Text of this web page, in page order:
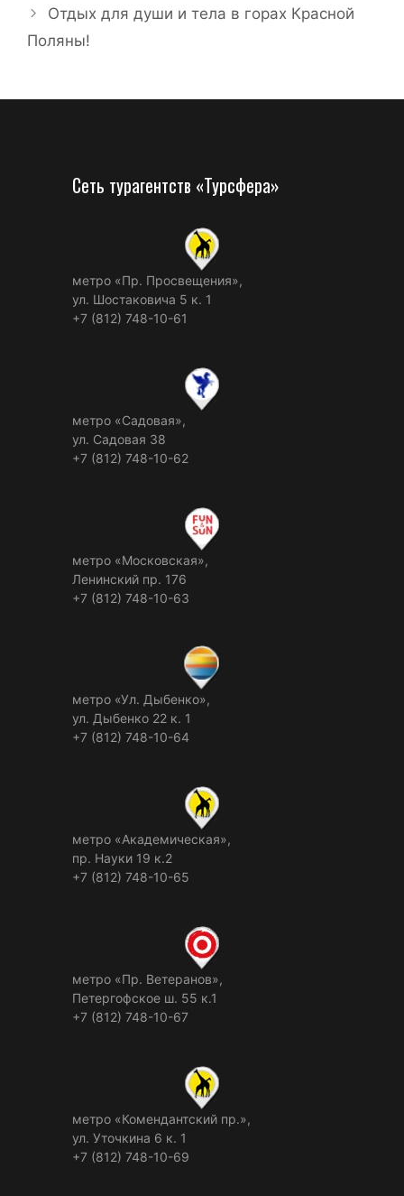
Отдых для души и тела в горах Красной
Поляны!
Сеть турагентств «Турсфера»
метро «Пр. Просвещения»,
ул. Шостаковича 5 к. 1
+7 (812) 748-10-61
метро «Садовая»,
ул. Садовая 38
+7 (812) 748-10-62
метро «Московская»,
Ленинский пр. 176
+7 (812) 748-10-63
метро «Ул. Дыбенко»,
ул. Дыбенко 22 к. 1
+7 (812) 748-10-64
метро «Академическая»,
пр. Науки 19 к.2
+7 (812) 748-10-65
метро «Пр. Ветеранов»,
Петергофское ш. 55 к.1
+7 (812) 748-10-67
метро «Комендантский пр.»,
ул. Уточкина 6 к. 1
+7 (812) 748-10-69